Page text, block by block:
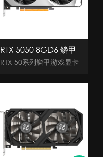
RTX 5050 8GD6 鳞甲
RTX 50系列鳞甲游戏显卡